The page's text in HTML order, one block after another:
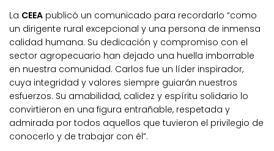
La CEEA publicó un comunicado para recordarlo “como
un dirigente rural excepcional y una persona de inmensa
calidad humana. Su dedicación y compromiso con el
sector agropecuario han dejado una huella imborrable
en nuestra comunidad. Carlos fue un líder inspirador,
cuya integridad y valores siempre guiarán nuestros
esfuerzos. Su amabilidad, calidez y espíritu solidario lo
convirtieron en una figura entrañable, respetada y
admirada por todos aquellos que tuvieron el privilegio de
conocerlo y de trabajar con él”.